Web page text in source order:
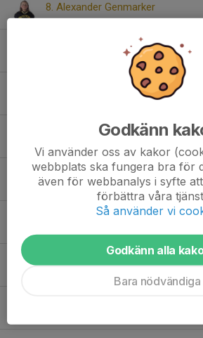
8. Alexander Genmarker
11. Alfred Björklund
38. August Ekblad Wennerhult
45. Ben Lundgren
32. Jonathan Karlsson
Godkänn
Vi använder oss av kakor
webbplats ska fungera bra för
även för webbanalys i syfte
förbättra våra
Så använder vi
Godkänn alla
Bara nödvändiga